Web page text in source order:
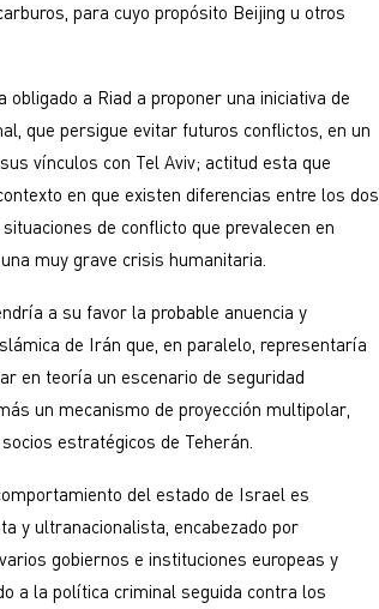
para cuyo propósito Beijing u otros
a Riad a proponer una iniciativa de
que persigue evitar futuros conflictos, en un
vínculos con Tel Aviv; actitud esta que
en que existen diferencias entre los dos
de conflicto que prevalecen en
muy grave crisis humanitaria.
a su favor la probable anuencia y
de Irán que, en paralelo, representaría
en teoría un escenario de seguridad
un mecanismo de proyección multipolar,
estratégicos de Teherán.
del estado de Israel es
y ultranacionalista, encabezado por
gobiernos e instituciones europeas y
a la política criminal seguida contra los